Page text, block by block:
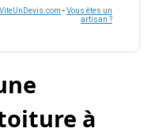
ViteUnDevis.com -Vous êtes un
artisan ?
à